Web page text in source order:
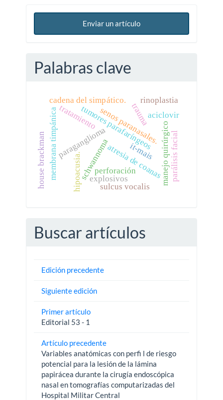
Enviar un artículo
Palabras clave
schwannoma
paraganglioma
tumores parafaríngeos
cadena del simpático.
atresia de coanasmanejo quirúrgico
senos paranasales.
perforación
membrana timpánica trauma
explosivos
hipoacusia. sulcus vocalis
parálisis facial
tratamiento
house brackman
aciclovir
it-mais
rinoplastia
Buscar artículos
Edición precedente
Siguiente edición
Primer artículo
Editorial 53 - 1
Artículo precedente
Variables anatómicas con perfi l de riesgo
potencial para la lesión de la lámina
papirácea durante la cirugía endoscópica
nasal en tomografías computarizadas del
Hospital Militar Central